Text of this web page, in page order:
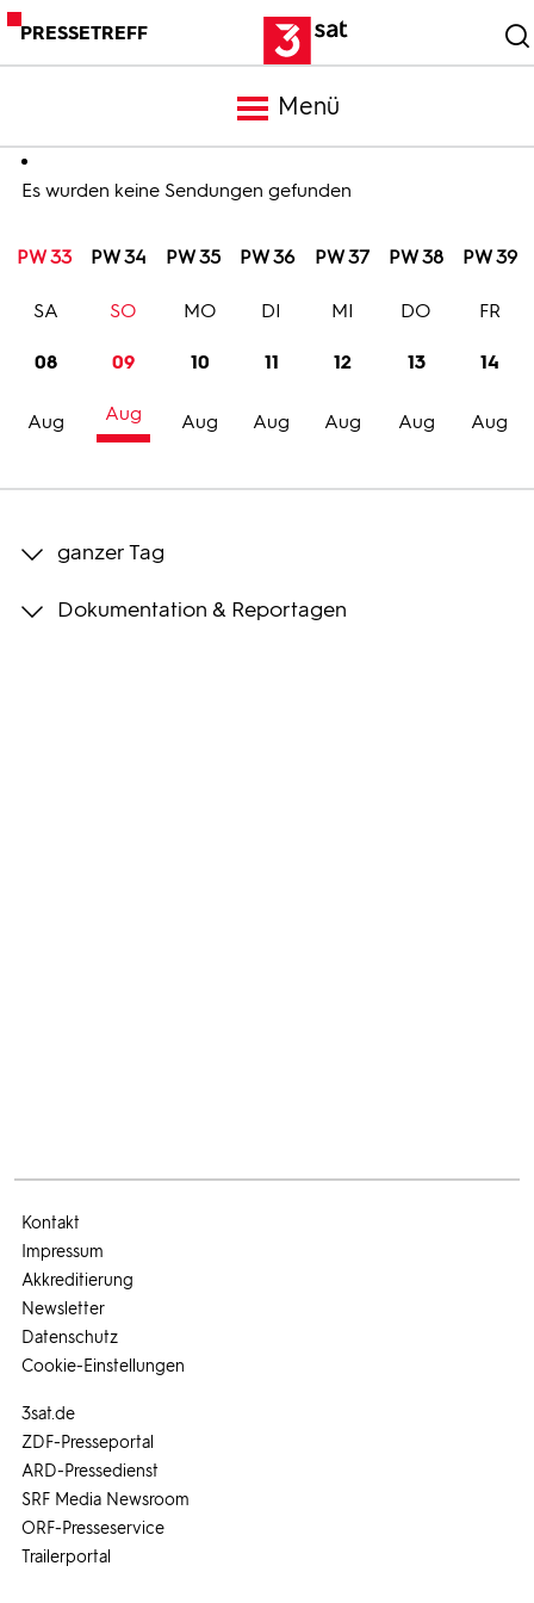
PRESSETREFF
Menü
Meldungen
Programm
Trailer
Bilder
Es wurden keine Sendungen gefunden
PW 33 PW 34 PW 35 PW 36 PW 37 PW 38 PW 39
08
Aug
SA
09
Aug
SO
10
Aug
MO
11
Aug
DI
12
Aug
MI
13
Aug
DO
14
Aug
FR
ganzer Tag
Dokumentation & Reportagen
3sat.de
ZDF-Presseportal
ARD-Pressedienst
SRF Media Newsroom
ORF-Presseservice
Trailerportal
Kontakt
Impressum
Akkreditierung
Newsletter
Datenschutz
Cookie-Einstellungen